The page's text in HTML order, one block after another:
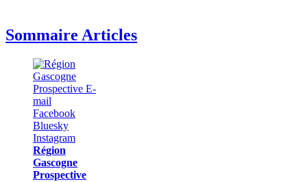
Sommaire Articles
Région
Gascogne
Prospective